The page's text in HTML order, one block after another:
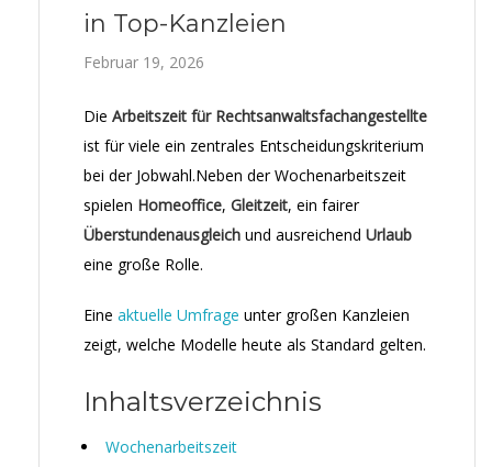
in Top-Kanzleien
Februar 19, 2026
Die Arbeitszeit für Rechtsanwaltsfachangestellte
ist für viele ein zentrales Entscheidungskriterium
bei der Jobwahl.Neben der Wochenarbeitszeit
spielen Homeoffice, Gleitzeit, ein fairer
Überstundenausgleich und ausreichend Urlaub
eine große Rolle.
Eine aktuelle Umfrage unter großen Kanzleien
zeigt, welche Modelle heute als Standard gelten.
Inhaltsverzeichnis
Wochenarbeitszeit